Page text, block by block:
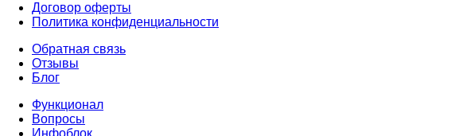
Договор оферты
Политика конфиденциальности
Обратная связь
Отзывы
Блог
Функционал
Вопросы